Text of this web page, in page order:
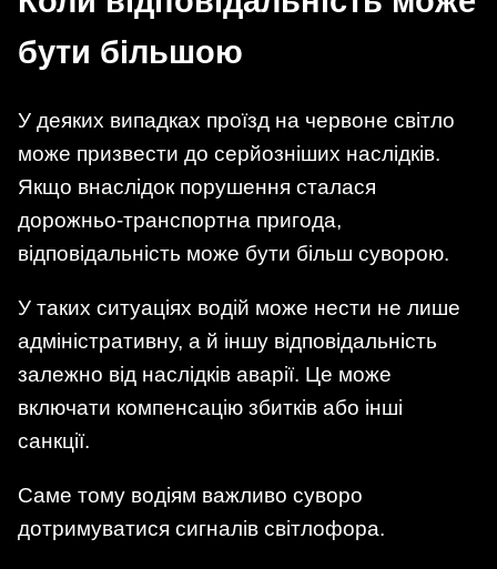
бути більшою
У деяких випадках проїзд на червоне світло
може призвести до серйозніших наслідків.
Якщо внаслідок порушення сталася
дорожньо-транспортна пригода,
відповідальність може бути більш суворою.
У таких ситуаціях водій може нести не лише
адміністративну, а й іншу відповідальність
залежно від наслідків аварії. Це може
включати компенсацію збитків або інші
санкції.
Саме тому водіям важливо суворо
дотримуватися сигналів світлофора.